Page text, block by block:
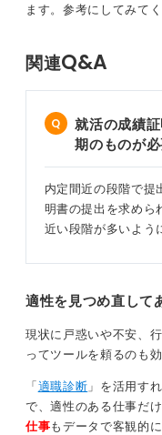
ます。参考にしてみてく
関連Q&A
就活の成績
期のものが
内定間近の段階で
明書の提出を求めら
近い段階が多いよう
適性を見つめ直して
現状に戸惑いや不安、
ってツールを頼るのも効
「 適職診断 」を活用す
で、適性のある仕事だけ
仕事もデータで客観的